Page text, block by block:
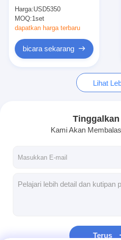
Mesin laser menandai
Mesin pengemasan otomatis
250*260mm
Harga:USD5350
MOQ:1set
dapatkan harga terbaru
bicara sekarang
Lihat
Tinggalkan
Kami Akan
Terus